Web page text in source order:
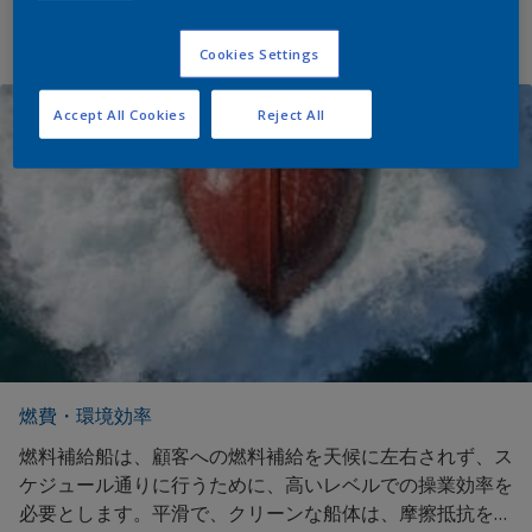
燃費・環境効率
燃料補給船は、顧客への燃料補給を天候に左右されず、ス
ケジュール通りに行うために、高いレベルでの操業効率を
必要とします。平滑で、クリーンな船体は、摩擦抵抗を最
Cookies Settings
Reject All
Accept All Cookies